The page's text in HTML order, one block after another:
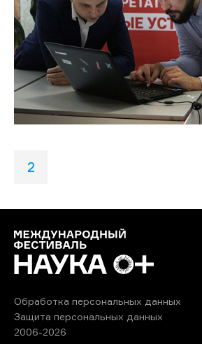
2
Обработка персональных данных
Защита персональных данных
2006-2026